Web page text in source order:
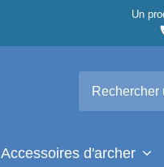
Un
Accessoires d'archer